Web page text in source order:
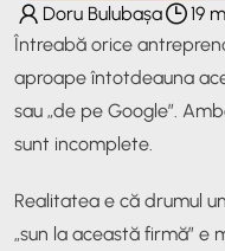
Doru Bulubașa 19
Întreabă orice
aproape întotdeauna
sau „de pe Google”.
sunt incomplete.
Realitatea e că drumul
„sun la această firmă”